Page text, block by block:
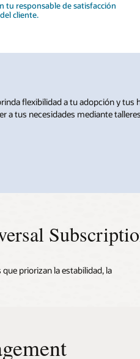
tu responsable de satisfacción
del cliente.
flexibilidad a tu adopción y
a tus necesidades mediante
priorizan la estabilidad, la